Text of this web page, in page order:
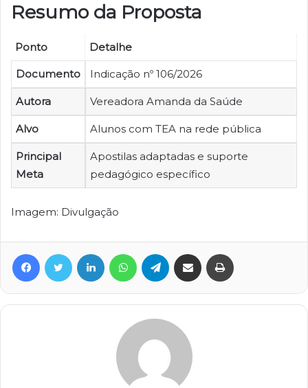
Resumo da Proposta
Ponto Detalhe
Documento Indicação nº 106/2026
Autora Vereadora Amanda da Saúde
Alvo Alunos com TEA na rede pública
Principal
Meta
Apostilas adaptadas e suporte
pedagógico específico
Imagem: Divulgação
FacebookTwitter Linkedin WhatsAppTelegramCompartilhar via e-mail